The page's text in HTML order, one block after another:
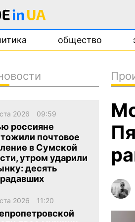
общество
2026 09:59
россияне
почтовое
в Сумской
утром ударили
десять
2026 11:20